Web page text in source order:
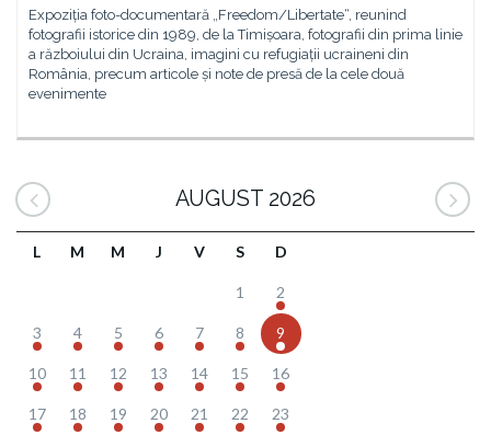
Expoziția foto-documentară „Freedom/Libertate“, reunind
fotografii istorice din 1989, de la Timișoara, fotografii din prima linie
a războiului din Ucraina, imagini cu refugiații ucraineni din
România, precum articole și note de presă de la cele două
evenimente
AUGUST 2026
L M M J V S D
1 2
3 4 5 6 7 8 9
10 11 12 13 14 15 16
17 18 19 20 21 22 23